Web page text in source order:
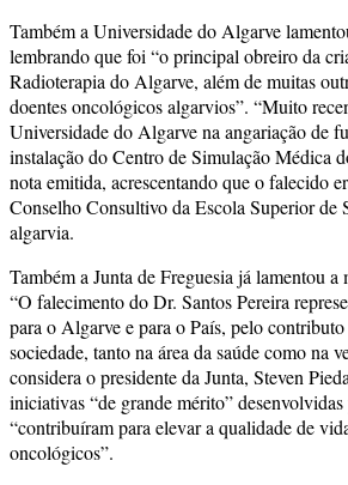
Também a Universidade do Algarve
lembrando que foi “o principal obreiro da
Radioterapia do Algarve, além de muitas
doentes oncológicos algarvios”. “Muito
Universidade do Algarve na angariação de
instalação do Centro de Simulação Médica
nota emitida, acrescentando que o falecido
Conselho Consultivo da Escola Superior de
algarvia.
Também a Junta de Freguesia já lamentou a
“O falecimento do Dr. Santos Pereira
para o Algarve e para o País, pelo contributo
sociedade, tanto na área da saúde como na
considera o presidente da Junta, Steven
iniciativas “de grande mérito”
“contribuíram para elevar a qualidade de
oncológicos”.